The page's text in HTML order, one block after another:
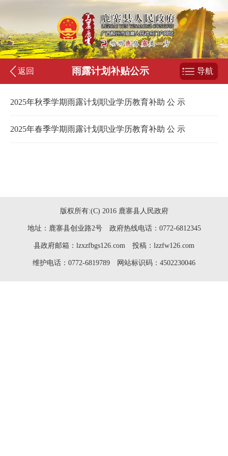
返回 雨露计划补贴公示 导航
2025年秋季学期雨露计划职业学历教育补助 公 示
2025年春季学期雨露计划职业学历教育补助 公 示
版权所有:(C) 2016 鹿寨县人民政府
地址：鹿寨县创业路2号 政府热线电话：0772-6812345
县政府邮箱：lzxzfbgs126.com 投稿：lzzfw126.com
维护电话：0772-6819789 网站标识码：4502230046